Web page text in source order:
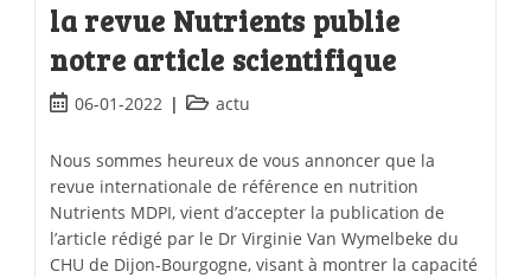
la revue Nutrients publie
notre article scientifique
06-01-2022 actu
Nous sommes heureux de vous annoncer que la
revue internationale de référence en nutrition
Nutrients MDPI, vient d’accepter la publication de
l’article rédigé par le Dr Virginie Van Wymelbeke du
CHU de Dijon-Bourgogne, visant à montrer la capacité